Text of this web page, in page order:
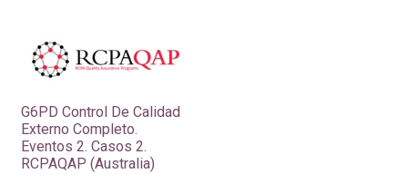
G6PD Control De Calidad
Externo Completo.
Eventos 2. Casos 2.
RCPAQAP (Australia)